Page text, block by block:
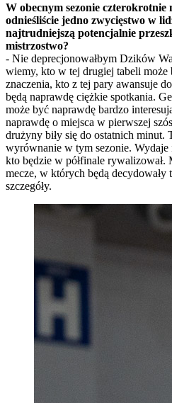
W obecnym sezonie czterokrotnie
odnieśliście jedno zwycięstwo w
najtrudniejszą potencjalnie
mistrzostwo?
- Nie deprecjonowałbym Dzików
wiemy, kto w tej drugiej tabeli może
znaczenia, kto z tej pary awansuje
będą naprawdę ciężkie spotkania.
może być naprawdę bardzo
naprawdę o miejsca w pierwszej
drużyny biły się do ostatnich minut.
wyrównanie w tym sezonie. Wydaje
kto będzie w półfinale rywalizował.
mecze, w których będą decydowały
szczegóły.